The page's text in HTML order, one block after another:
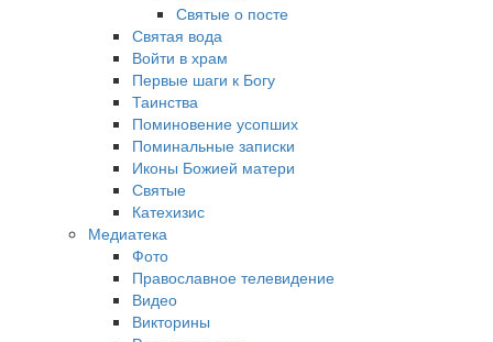
Святые о посте
Святая вода
Войти в храм
Первые шаги к Богу
Таинства
Поминовение усопших
Поминальные записки
Иконы Божией матери
Святые
Катехизис
Медиатека
Фото
Православное телевидение
Видео
Викторины